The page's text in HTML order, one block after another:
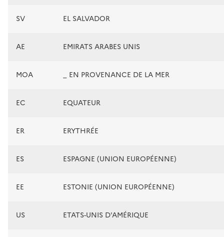
SV EL SALVADOR
AE EMIRATS ARABES UNIS
MOA _ EN PROVENANCE DE LA MER
EC EQUATEUR
ER ERYTHRÉE
ES ESPAGNE (UNION EUROPÉENNE)
EE ESTONIE (UNION EUROPÉENNE)
US ETATS-UNIS D'AMÉRIQUE